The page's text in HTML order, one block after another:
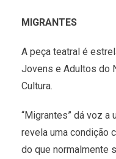
MIGRANTES
A peça teatral é
Jovens e Adultos do
Cultura.
“Migrantes” dá voz a
revela uma condição
do que normalmente